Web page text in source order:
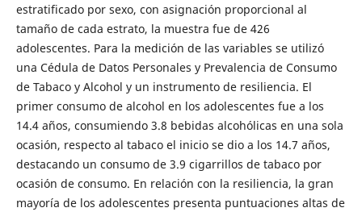
estratificado por sexo, con asignación proporcional al
tamaño de cada estrato, la muestra fue de 426
adolescentes. Para la medición de las variables se utilizó
una Cédula de Datos Personales y Prevalencia de Consumo
de Tabaco y Alcohol y un instrumento de resiliencia. El
primer consumo de alcohol en los adolescentes fue a los
14.4 años, consumiendo 3.8 bebidas alcohólicas en una sola
ocasión, respecto al tabaco el inicio se dio a los 14.7 años,
destacando un consumo de 3.9 cigarrillos de tabaco por
ocasión de consumo. En relación con la resiliencia, la gran
mayoría de los adolescentes presenta puntuaciones altas de